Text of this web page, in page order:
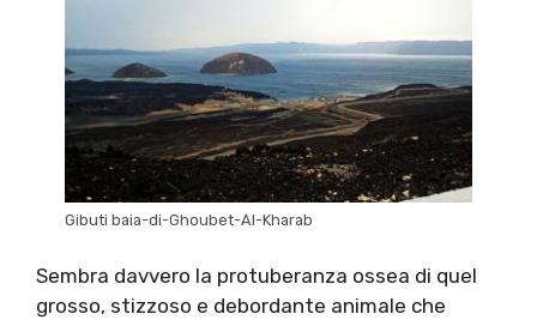
Gibuti baia-di-Ghoubet-Al-Kharab
Sembra davvero la protuberanza ossea di quel
grosso, stizzoso e debordante animale che